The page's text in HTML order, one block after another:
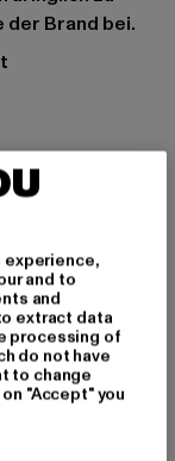
Brand bei.
Ramstadt |
experience,
and to
and
extract data
processing of
do not have
to change
"Accept" you